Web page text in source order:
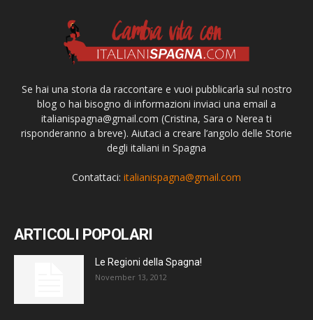
Se hai una storia da raccontare e vuoi pubblicarla sul nostro
blog o hai bisogno di informazioni inviaci una email a
italianispagna@gmail.com (Cristina, Sara o Nerea ti
risponderanno a breve). Aiutaci a creare l’angolo delle Storie
degli italiani in Spagna
Contattaci: italianispagna@gmail.com
ARTICOLI POPOLARI
Le Regioni della Spagna!
November 13, 2012